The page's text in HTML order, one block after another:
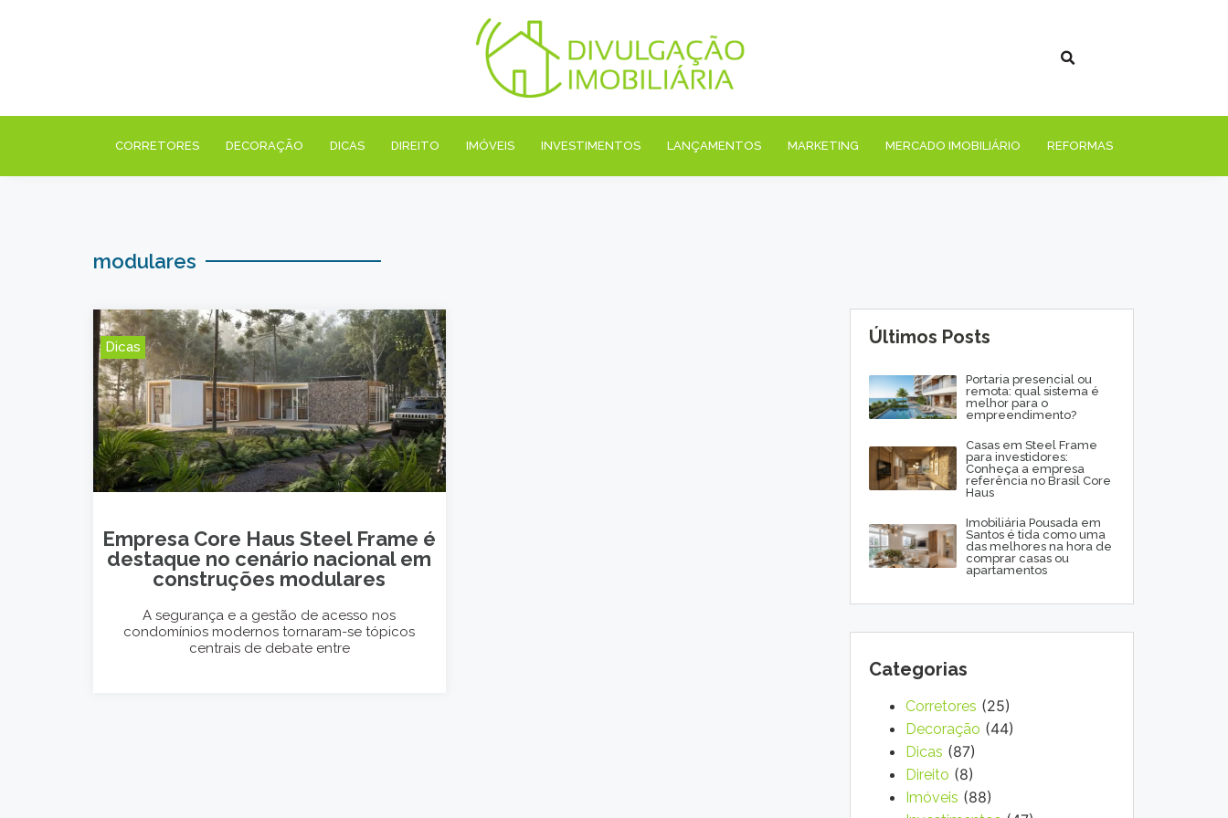
CORRETORES DECORAÇÃO DICAS DIREITO IMÓVEIS INVESTIMENTOS LANÇAMENTOS MARKETING MERCADO IMOBILIÁRIO REFORMAS
modulares
Dicas
Empresa Core Haus Steel Frame é
destaque no cenário nacional em
construções modulares
A segurança e a gestão de acesso nos
condomínios modernos tornaram-se tópicos
centrais de debate entre
Últimos Posts
Portaria presencial ou
remota: qual sistema é
melhor para o
empreendimento?
Casas em Steel Frame
para investidores:
Conheça a empresa
referência no Brasil Core
Haus
Imobiliária Pousada em
Santos é tida como uma
das melhores na hora de
comprar casas ou
apartamentos
Categorias
Corretores (25)
Decoração (44)
Dicas (87)
Direito (8)
Imóveis (88)